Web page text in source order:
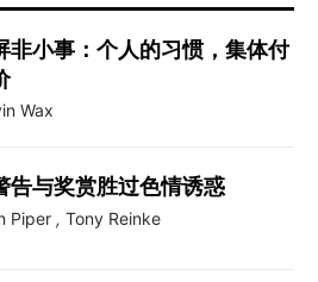
非小事：个人的习惯，集体付
Wax
告与奖赏胜过色情诱惑
Piper , Tony Reinke